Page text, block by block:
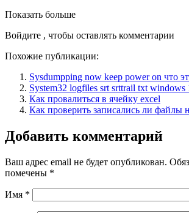
Показать больше
Войдите , чтобы оставлять комментарии
Похожие публикации:
Sysdumpping now keep power on что
System32 logfiles srt srttrail txt windows
Как провалиться в ячейку excel
Как проверить записались ли файлы
Добавить комментарий
Ваш адрес email не будет опубликован.
помечены *
Имя *